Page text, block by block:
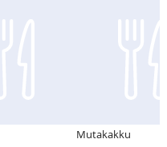
Mutakakku